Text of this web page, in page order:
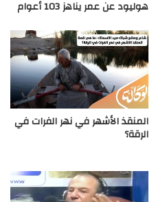
هوليود عن عمر يناهز 103 أعوام
المنقذ الأشهر في نهر الفرات في
الرقة؟